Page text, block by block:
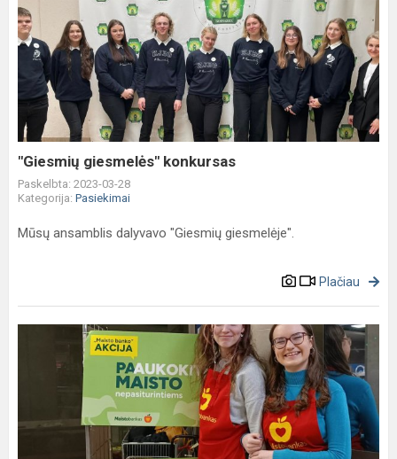
"Giesmių
giesmelės"
konkursas
"Giesmių giesmelės" konkursas
Paskelbta: 2023-03-28
Kategorija: Pasiekimai
Mūsų ansamblis dalyvavo "Giesmių giesmelėje".
Plačiau